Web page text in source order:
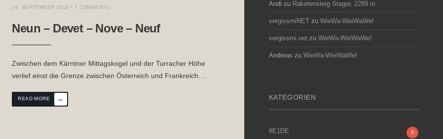
26. SEPTEMBER 2016 • 7 COMMENTS
Neun – Devet – Nove – Neuf
Zwischen dem Kärntner Mittagskogel und der Turracher Höhe
verlief einst die Grenze zwischen Österreich und Frankreich.
READ MORE →
Andi zu Raketensteig Stagor, 2289 m
vergissmiNET zu WieWa-WeiWaWe!
vergissmi.netzu WieWa-WeiWaWe!
Andreas zu WieWa-WeiWaWe!
KATEGORIEN
#E1DE 6